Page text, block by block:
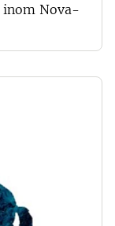
inom Nova-